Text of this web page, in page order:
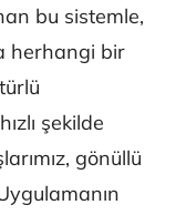
bu sistemle,
herhangi bir
şekilde
gönüllü